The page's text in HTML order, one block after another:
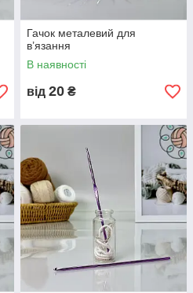
Гачок металевий для
в’язання
В наявності
від 20 ₴